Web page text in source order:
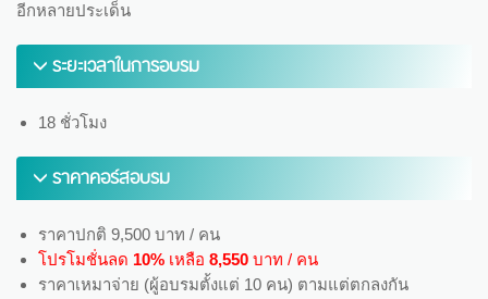
อีกหลายประเด็น
ระยะเวลาในการอบรม
18 ชั่วโมง
ราคาคอร์สอบรม
ราคาปกติ 9,500 บาท / คน
โปรโมชั่นลด 10% เหลือ 8,550 บาท / คน
ราคาเหมาจ่าย (ผู้อบรมตั้งแต่ 10 คน) ตามแต่ตกลงกัน